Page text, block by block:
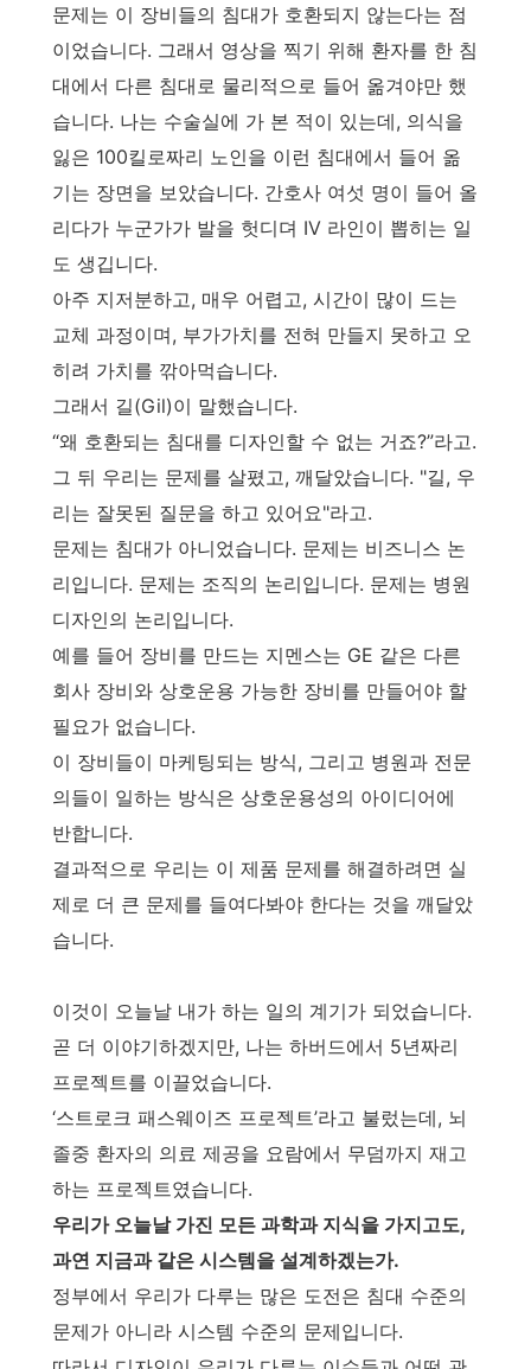
문제는 이 장비들의 침대가 호환되지 않는다는 점
이었습니다. 그래서 영상을 찍기 위해 환자를 한 침
대에서 다른 침대로 물리적으로 들어 옮겨야만 했
습니다. 나는 수술실에 가 본 적이 있는데, 의식을
잃은 100킬로짜리 노인을 이런 침대에서 들어 옮
기는 장면을 보았습니다. 간호사 여섯 명이 들어 올
리다가 누군가가 발을 헛디뎌 IV 라인이 뽑히는 일
도 생깁니다.
아주 지저분하고, 매우 어렵고, 시간이 많이 드는
교체 과정이며, 부가가치를 전혀 만들지 못하고 오
히려 가치를 깎아먹습니다.
그래서 길(Gil)이 말했습니다.
“왜 호환되는 침대를 디자인할 수 없는 거죠?”라고.
그 뒤 우리는 문제를 살폈고, 깨달았습니다. "길, 우
리는 잘못된 질문을 하고 있어요"라고.
문제는 침대가 아니었습니다. 문제는 비즈니스 논
리입니다. 문제는 조직의 논리입니다. 문제는 병원
디자인의 논리입니다.
예를 들어 장비를 만드는 지멘스는 GE 같은 다른
회사 장비와 상호운용 가능한 장비를 만들어야 할
필요가 없습니다.
이 장비들이 마케팅되는 방식, 그리고 병원과 전문
의들이 일하는 방식은 상호운용성의 아이디어에
반합니다.
결과적으로 우리는 이 제품 문제를 해결하려면 실
제로 더 큰 문제를 들여다봐야 한다는 것을 깨달았
습니다.
이것이 오늘날 내가 하는 일의 계기가 되었습니다.
곧 더 이야기하겠지만, 나는 하버드에서 5년짜리
프로젝트를 이끌었습니다.
‘스트로크 패스웨이즈 프로젝트’라고 불렀는데, 뇌
졸중 환자의 의료 제공을 요람에서 무덤까지 재고
하는 프로젝트였습니다.
우리가 오늘날 가진 모든 과학과 지식을 가지고도,
과연 지금과 같은 시스템을 설계하겠는가.
정부에서 우리가 다루는 많은 도전은 침대 수준의
문제가 아니라 시스템 수준의 문제입니다.